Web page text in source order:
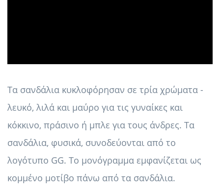
Τα σανδάλια κυκλοφόρησαν σε τρία χρώματα -
λευκό, λιλά και μαύρο για τις γυναίκες και
κόκκινο, πράσινο ή μπλε για τους άνδρες. Τα
σανδάλια, φυσικά, συνοδεύονται από το
λογότυπο GG. Το μονόγραμμα εμφανίζεται ως
κομμένο μοτίβο πάνω από τα σανδάλια.